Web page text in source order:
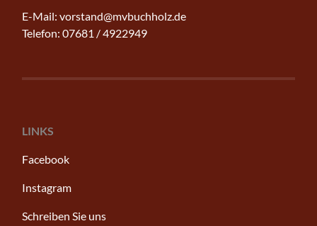
E-Mail: vorstand@mvbuchholz.de
Telefon: 07681 / 4922949
LINKS
Facebook
Instagram
Schreiben Sie uns